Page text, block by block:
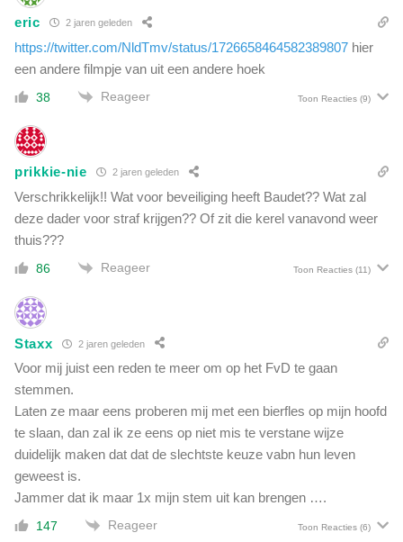
eric 2 jaren geleden
https://twitter.com/NldTmv/status/1726658464582389807 hier
een andere filmpje van uit een andere hoek
38 Reageer Toon Reacties (9)
prikkie-nie 2 jaren geleden
Verschrikkelijk!! Wat voor beveiliging heeft Baudet?? Wat zal
deze dader voor straf krijgen?? Of zit die kerel vanavond weer
thuis???
86 Reageer Toon Reacties (11)
Staxx 2 jaren geleden
Voor mij juist een reden te meer om op het FvD te gaan
stemmen.
Laten ze maar eens proberen mij met een bierfles op mijn hoofd
te slaan, dan zal ik ze eens op niet mis te verstane wijze
duidelijk maken dat dat de slechtste keuze vabn hun leven
geweest is.
Jammer dat ik maar 1x mijn stem uit kan brengen ….
147 Reageer Toon Reacties (6)